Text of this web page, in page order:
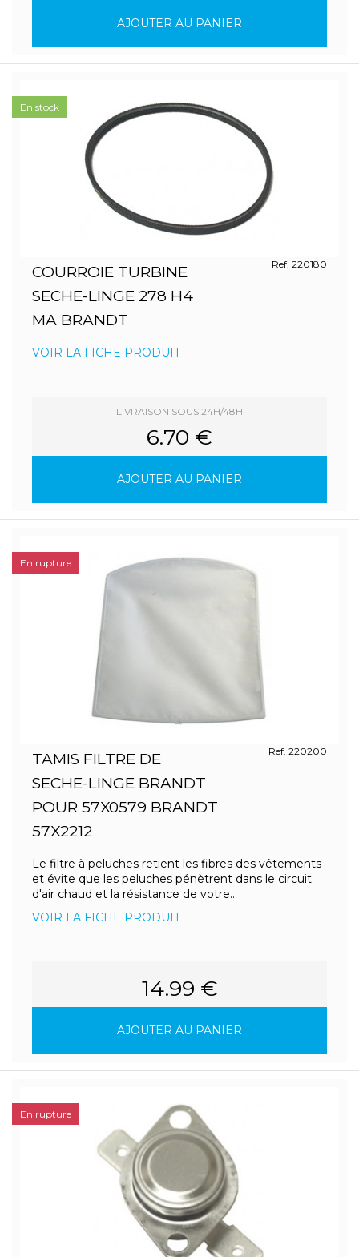
AJOUTER AU PANIER
COURROIE TURBINE
SECHE-LINGE 278 H4
MA BRANDT
Ref. 220180
VOIR LA FICHE PRODUIT
LIVRAISON SOUS 24H/48H
6.70 €
AJOUTER AU PANIER
En stock
TAMIS FILTRE DE
SECHE-LINGE BRANDT
POUR 57X0579 BRANDT
57X2212
Ref. 220200
Le filtre à peluches retient les fibres des vêtements
et évite que les peluches pénètrent dans le circuit
d'air chaud et la résistance de votre...
VOIR LA FICHE PRODUIT
14.99 €
AJOUTER AU PANIER
En rupture
En rupture